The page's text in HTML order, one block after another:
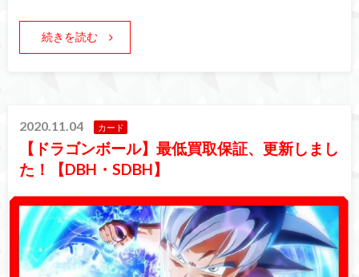
続きを読む
2020.11.04 カード
【ドラゴンボール】最低買取保証、更新しまし
た！【DBH・SDBH】